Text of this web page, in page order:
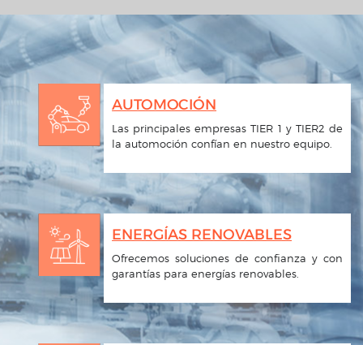
AUTOMOCIÓN
Las principales empresas TIER 1 y TIER2 de
la automoción confían en nuestro equipo.
ENERGÍAS RENOVABLES
Ofrecemos soluciones de confianza y con
garantías para energías renovables.